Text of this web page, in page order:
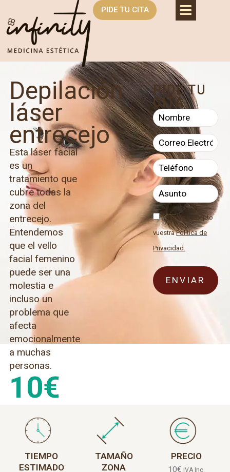
PIDE TU CITA
Depilación
láser
entrecejo
Esta láser facial
es un
tratamiento que
cubre todas la
zona del
entrecejo.
Entendemos
que el vello
facial femenino
puede ser una
molestia e
incluso un
problema que
afecta
emocionalmente
a muchas
personas.
10€
PIDE TU
CITA
He leído y acepto
vuestraPolítica de
Privacidad.
TIEMPO
ESTIMADO
TAMAÑO
ZONA
PRECIO
10€ IVA Inc.